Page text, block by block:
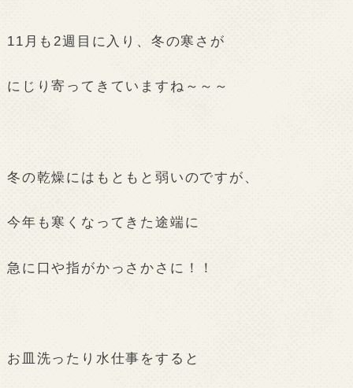
11月も2週目に入り、冬の寒さが
にじり寄ってきていますね～～～
冬の乾燥にはもともと弱いのですが、
今年も寒くなってきた途端に
急に口や指がかっさかさに！！
お皿洗ったり水仕事をすると